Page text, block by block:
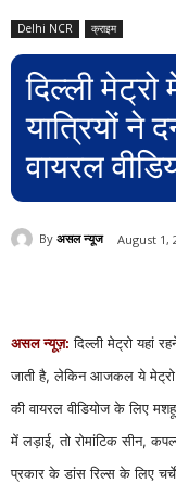
Delhi NCR क्राइम
दिल्ली
यात्रियों ने
वायरल
By असल न्यूज August 1,
असल न्यूज़: दिल्ली मेट्रो यहां
जाती है, लेकिन आजकल ये मेट्रो
की वायरल वीडियोज के लिए
में लड़ाई, तो रोमांटिक सीन,
प्रकार के डांस रिल्स के लिए